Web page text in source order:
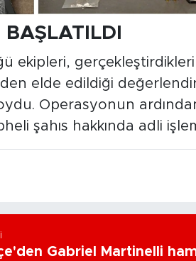
ekipleri,
elde edildiği
Operasyonun
şahıs hakkında adli
Gabriel Martinelli